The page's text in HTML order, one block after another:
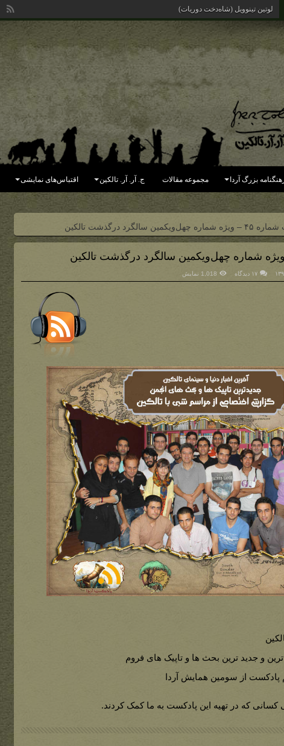
آردای گزند دیده (جهان فاسد شده به دست ملک
بزرگ آردا مجموعه مقالات ج. آر. آر. تالکین اقتباس‌های نمایشی
سالگرد درگذشت تالکین
۱۷ دیدگاه 1,018 نمایش
و جدید ترین بحث ها و تاپیک های فروم
از سومین همایش آردا
کسانی که در تهیه این پادکست به ما کمک کردند.